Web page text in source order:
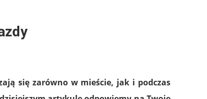
się zarówno w mieście, jak i podczas